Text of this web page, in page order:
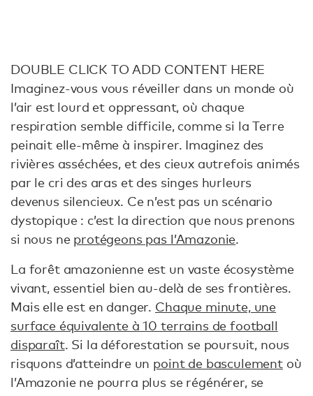
DOUBLE CLICK TO ADD CONTENT HERE
Imaginez-vous vous réveiller dans un monde où
l’air est lourd et oppressant, où chaque
respiration semble difficile, comme si la Terre
peinait elle-même à inspirer. Imaginez des
rivières asséchées, et des cieux autrefois animés
par le cri des aras et des singes hurleurs
devenus silencieux. Ce n’est pas un scénario
dystopique : c’est la direction que nous prenons
si nous ne protégeons pas l’Amazonie.
La forêt amazonienne est un vaste écosystème
vivant, essentiel bien au-delà de ses frontières.
Mais elle est en danger. Chaque minute, une
surface équivalente à 10 terrains de football
disparaît. Si la déforestation se poursuit, nous
risquons d’atteindre un point de basculementoù
l’Amazonie ne pourra plus se régénérer, se